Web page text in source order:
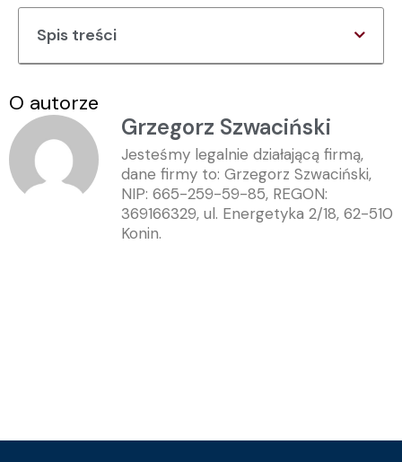
Spis treści
O autorze
Grzegorz Szwaciński
Jesteśmy legalnie działającą firmą,
dane firmy to: Grzegorz Szwaciński,
NIP: 665-259-59-85, REGON:
369166329, ul. Energetyka 2/18, 62-510
Konin.